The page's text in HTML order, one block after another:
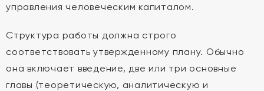
управления человеческим капиталом.
Структура работы должна строго
соответствовать утвержденному плану. Обычно
она включает введение, две или три основные
главы (теоретическую, аналитическую и